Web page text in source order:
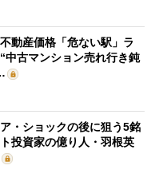
不動産価格「危ない駅」ラ
中古マンション売れ行き鈍
ア・ショックの後に狙う5銘
投資家の億り人・羽根英